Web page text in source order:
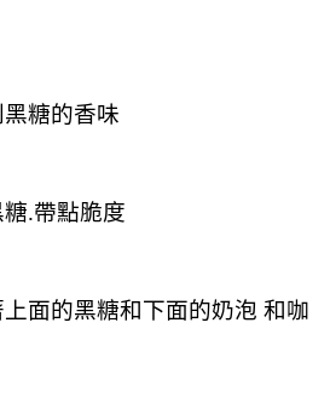
糖的香味
.帶點脆度
面的黑糖和下面的奶泡 和咖